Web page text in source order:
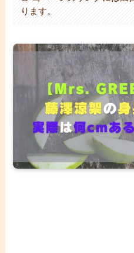
ります。